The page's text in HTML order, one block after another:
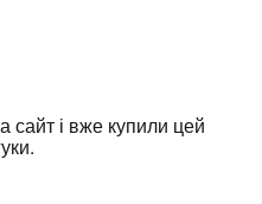
сайт і вже купили цей